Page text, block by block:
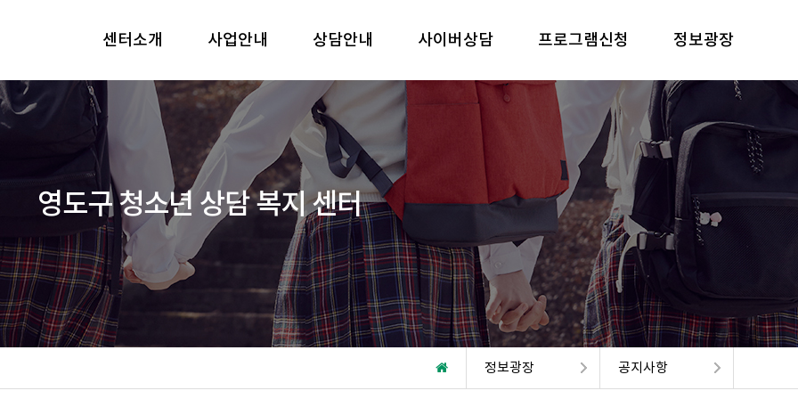
센터소개 사업안내 상담안내 사이버상담 프로그램신청 정보광장
영도구 청소년 상담 복지 센터
정보광장 공지사항